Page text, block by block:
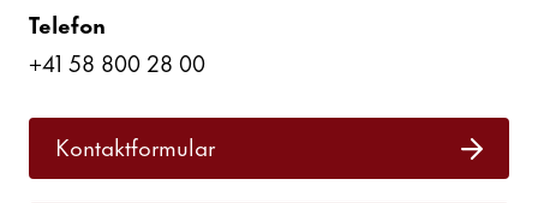
Telefon
+41 58 800 28 00
Kontakt­for­mular